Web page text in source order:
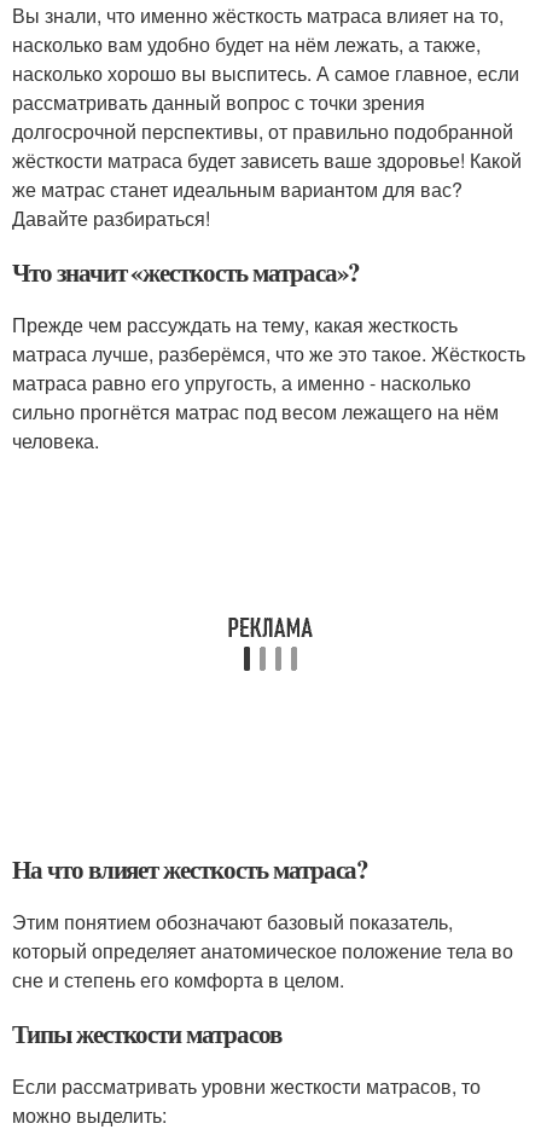
Вы знали, что именно жёсткость матраса влияет на то,
насколько вам удобно будет на нём лежать, а также,
насколько хорошо вы выспитесь. А самое главное, если
рассматривать данный вопрос с точки зрения
долгосрочной перспективы, от правильно подобранной
жёсткости матраса будет зависеть ваше здоровье! Какой
же матрас станет идеальным вариантом для вас?
Давайте разбираться!
Что значит «жесткость матраса»?
Прежде чем рассуждать на тему, какая жесткость
матраса лучше, разберёмся, что же это такое. Жёсткость
матраса равно его упругость, а именно - насколько
сильно прогнётся матрас под весом лежащего на нём
человека.
На что влияет жесткость матраса?
Этим понятием обозначают базовый показатель,
который определяет анатомическое положение тела во
сне и степень его комфорта в целом.
Типы жесткости матрасов
Если рассматривать уровни жесткости матрасов, то
можно выделить: